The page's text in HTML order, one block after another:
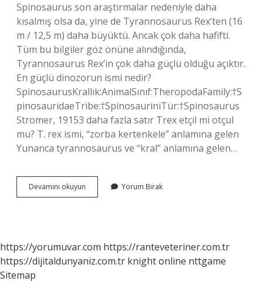
Spinosaurus son araştırmalar nedeniyle daha
kısalmış olsa da, yine de Tyrannosaurus Rex’ten (16
m / 12,5 m) daha büyüktü. Ancak çok daha hafifti.
Tüm bu bilgiler göz önüne alındığında,
Tyrannosaurus Rex’in çok daha güçlü olduğu açıktır.
En güçlü dinozorun ismi nedir?
SpinosaurusKrallık:AnimalSınıf:TheropodaFamily:†S
pinosauridaeTribe:†SpinosauriniTür:†Spinosaurus
Stromer, 19153 daha fazla satır Trex etçil mi otçul
mu? T. rex ismi, “zorba kertenkele” anlamına gelen
Yunanca tyrannosaurus ve “kral” anlamına gelen…
Devamını okuyun
Hızlı
Yorum Bırak
https://yorumuvar.com https://ranteveteriner.com.tr
https://dijitaldunyaniz.com.tr knight online nttgame
Sitemap